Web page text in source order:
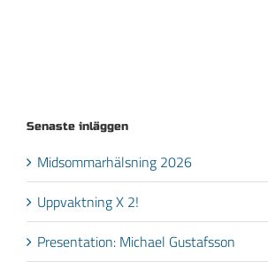
Senaste inläggen
Midsommarhälsning 2026
Uppvaktning X 2!
Presentation: Michael Gustafsson